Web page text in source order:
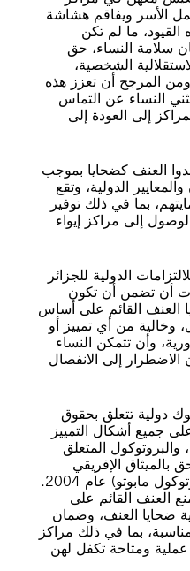
الأسر ويفاقم هشاشة
ما لم تكن
سلامة النساء، حق
الشخصية،
المرجح أن تعزز هذه
النساء عن التماس
إلى العودة إلى
العنف كضحايا بموجب
الدولية، وتقع
بما في ذلك توفير
إلى مراكز إيواء
الدولية للجزائر
أن تضمن أن تكون
العنف القائم على أساس
وخالية من أي تمييز أو
وأن تتمكن النساء
إلى الانفصال
دولية تتعلق بحقوق
على جميع أشكال التمييز
ضد المرأة (سيداو) عام 1996، والبروتوكول المتعلق
بالميثاق الإفريقي
لحقوق الإنسان والشعوب (بروتوكول مابوتو) عام 2004.
العنف القائم على
ضحايا العنف، وضمان
بما في ذلك مراكز
عملية ومتاحة تكفل لهن